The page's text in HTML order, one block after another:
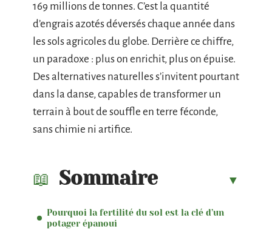
169 millions de tonnes. C’est la quantité
d’engrais azotés déversés chaque année dans
les sols agricoles du globe. Derrière ce chiffre,
un paradoxe : plus on enrichit, plus on épuise.
Des alternatives naturelles s’invitent pourtant
dans la danse, capables de transformer un
terrain à bout de souffle en terre féconde,
sans chimie ni artifice.
Sommaire
Pourquoi la fertilité du sol est la clé d’un
potager épanoui